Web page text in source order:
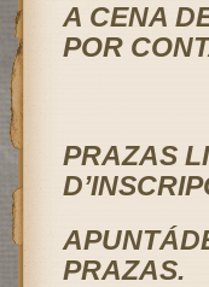
A CENA
POR
PRAZAS
PRAZAS.